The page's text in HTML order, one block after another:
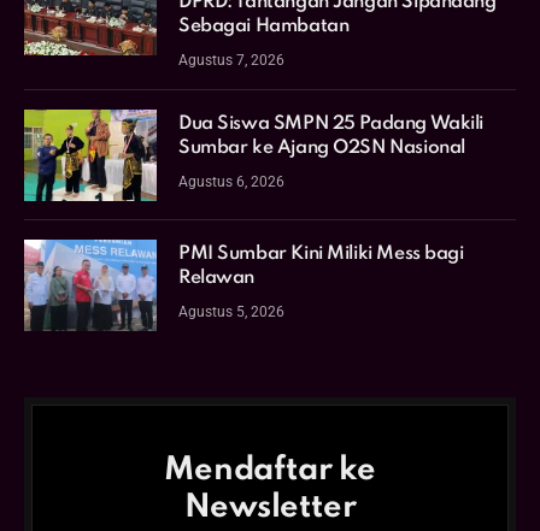
Sebagai Hambatan
Agustus 7, 2026
Dua Siswa SMPN 25 Padang Wakili
Sumbar ke Ajang O2SN Nasional
Agustus 6, 2026
PMI Sumbar Kini Miliki Mess bagi
Relawan
Agustus 5, 2026
Mendaftar ke
Newsletter